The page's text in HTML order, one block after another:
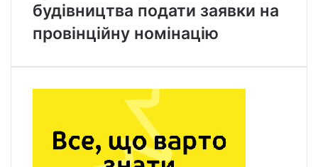
будівництва подати заявки на
провінційну номінацію